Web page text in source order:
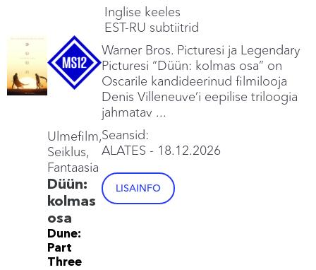
Inglise keeles
EST-RU subtiitrid
Warner Bros. Picturesi ja Legendary
Picturesi “Düün: kolmas osa” on
Oscarile kandideerinud filmilooja
Denis Villeneuve’i eepilise triloogia
jahmatav ...
Seansid:
ALATES - 18.12.2026
LISAINFO
Ulmefilm,
Seiklus,
Fantaasia
Düün:
kolmas
osa
Dune:
Part
Three